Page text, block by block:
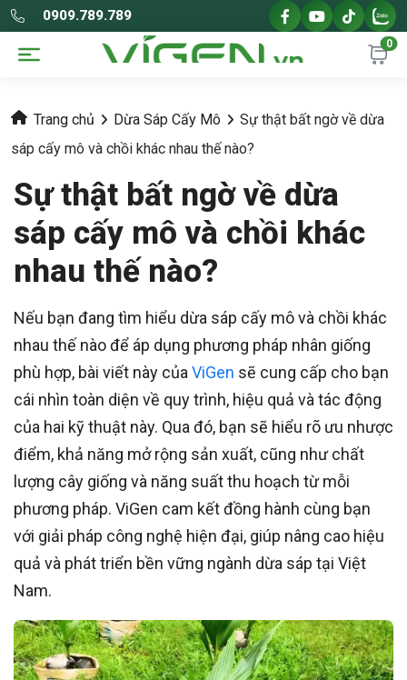
0909.789.789
0
Trang chủ Dừa Sáp Cấy Mô
Sự thật bất ngờ về dừa
sáp cấy mô và chồi khác nhau thế nào?
Sự thật bất ngờ về dừa
sáp cấy mô và chồi khác
nhau thế nào?
Nếu bạn đang tìm hiểu dừa sáp cấy mô và chồi khác
nhau thế nào để áp dụng phương pháp nhân giống
phù hợp, bài viết này của ViGen sẽ cung cấp cho bạn
cái nhìn toàn diện về quy trình, hiệu quả và tác động
của hai kỹ thuật này. Qua đó, bạn sẽ hiểu rõ ưu nhược
điểm, khả năng mở rộng sản xuất, cũng như chất
lượng cây giống và năng suất thu hoạch từ mỗi
phương pháp. ViGen cam kết đồng hành cùng bạn
với giải pháp công nghệ hiện đại, giúp nâng cao hiệu
quả và phát triển bền vững ngành dừa sáp tại Việt
Nam.